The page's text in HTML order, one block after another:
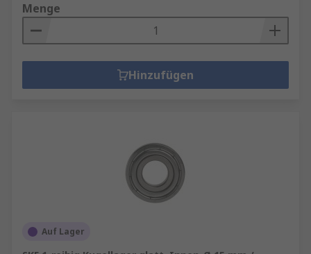
Menge
Hinzufügen
Auf Lager